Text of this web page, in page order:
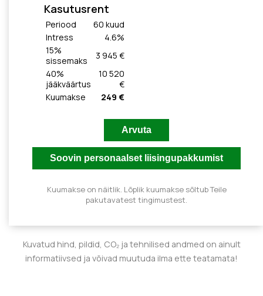
Kasutusrent
Periood 60 kuud
Intress
4.6%
15%
sissemaks
3 945 €
40%
jääkväärtus
10 520
€
Kuumakse
249 €
Kuumakse on näitlik. Lõplik kuumakse sõltub Teile
pakutavatest tingimustest.
Kuvatud hind, pildid, CO₂ ja tehnilised andmed on ainult
informatiivsed ja võivad muutuda ilma ette teatamata!